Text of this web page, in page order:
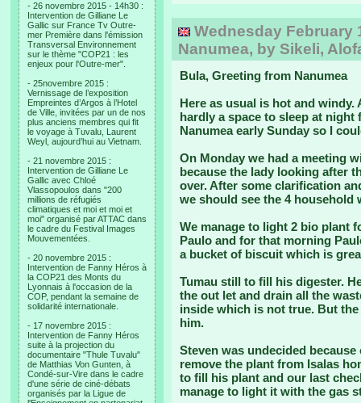
- 26 novembre 2015 - 14h30 :
Intervention de Gilliane Le
Gallic sur France Tv Outre-
mer Première dans l'émission
Transversal Environnement
sur le thème "COP21 : les
enjeux pour l'Outre-mer".
- 25novembre 2015 :
Vernissage de l’exposition
Empreintes d’Argos à l’Hotel
de Ville, invitées par un de nos
plus anciens membres qui fit
le voyage à Tuvalu, Laurent
Weyl, aujourd’hui au Vietnam.
- 21 novembre 2015 :
Intervention de Gilliane Le
Gallic avec Chloé
Vlassopoulos dans "200
millions de réfugiés
climatiques et moi et moi et
moi" organisé par ATTAC dans
le cadre du Festival Images
Mouvementées.
- 20 novembre 2015 :
Intervention de Fanny Héros à
la COP21 des Monts du
Lyonnais à l'occasion de la
COP, pendant la semaine de
solidarité internationale.
- 17 novembre 2015 :
Intervention de Fanny Héros
suite à la projection du
documentaire "Thule Tuvalu"
de Matthias Von Gunten, à
Condé-sur-Vire dans le cadre
d'une série de ciné-débats
organisés par la Ligue de
Wednesday February
Nanumea, by Sikeli,
Bula, Greeting from Nanumea
Here as usual is hot and
hardly a space to sleep at
Nanumea early Sunday so I
On Monday we had a meeting
because the lady looking after
over. After some clarification
we should see the 4 household
We manage to light 2 bio plant
Paulo and for that morning
a bucket of biscuit which is
Tumau still to fill his digester.
the out let and drain all the
inside which is not true. But
him.
Steven was undecided
remove the plant from Isalas
to fill his plant and our last
manage to light it with the gas